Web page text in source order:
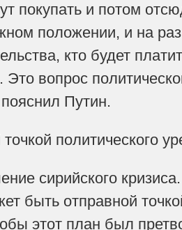
покупать и потом
положении, и на
кто будет
вопрос
Путин.
политического
сирийского
быть отправной
этот план был